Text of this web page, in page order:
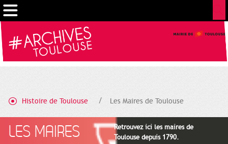
Histoire de Toulouse Les Maires de Toulouse
LES MAIRES
Retrouvez ici les maires de
Toulouse depuis 1790.
Gestion de vos préférences sur les cookies